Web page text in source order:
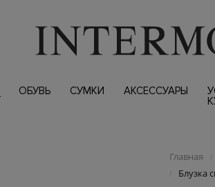
ОБУВЬ СУМКИ АКСЕССУАРЫ
Главная /
/ Блузка